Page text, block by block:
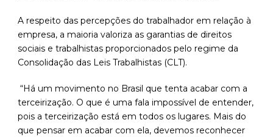
A respeito das percepções do trabalhador em relação à
empresa, a maioria valoriza as garantias de direitos
sociais e trabalhistas proporcionados pelo regime da
Consolidação das Leis Trabalhistas (CLT).
“Há um movimento no Brasil que tenta acabar com a
terceirização. O que é uma fala impossível de entender,
pois a terceirização está em todos os lugares. Mais do
que pensar em acabar com ela, devemos reconhecer